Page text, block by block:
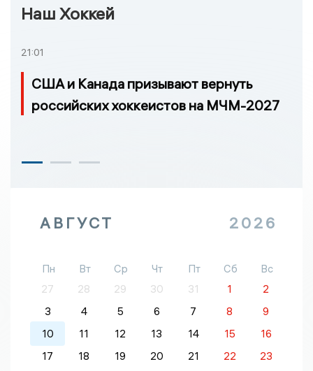
Наш Хоккей
21:01
США и Канада призывают вернуть
российских хоккеистов на МЧМ-2027
АВГУСТ 2026
Пн Вт Ср Чт Пт Сб
Вс
27
28 29 30 31 1
2
3
4 5 6 7 8
9
10
11 12 13 14 15
16
17
18 19 20 21 22
23